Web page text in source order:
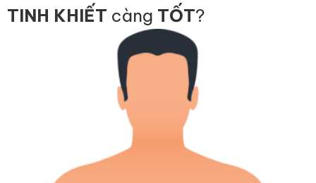
TINH KHIẾT càng TỐT?